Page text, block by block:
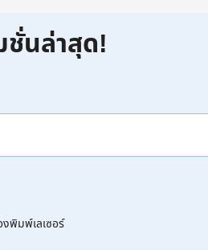
ชั่นล่าสุด!
งพิมพ์เลเซอร์